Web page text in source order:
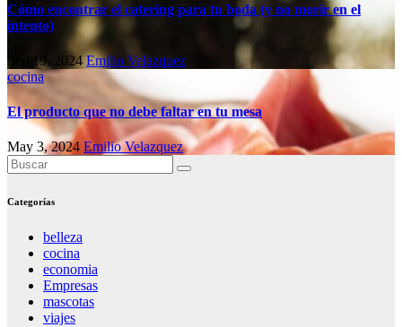
Cómo encontrar el catering para tu boda (y no morir en el
intento)
Sep 19, 2024Emilio Velazquez
cocina
El producto que no debe faltar en tu mesa
May 3, 2024 Emilio Velazquez
Categorías
belleza
cocina
economia
Empresas
mascotas
viajes